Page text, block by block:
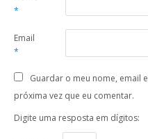
*
Email
*
Guardar o meu nome, email
próxima vez que eu comentar.
Digite uma resposta em dígitos: